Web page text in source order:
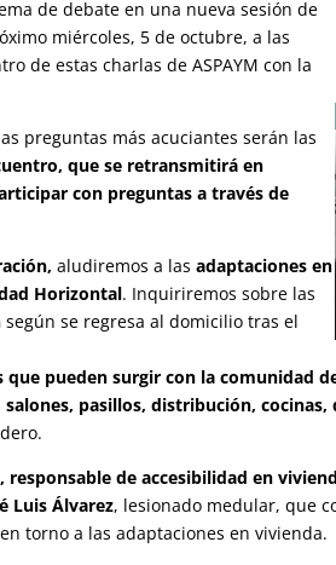
de debate en una nueva sesión de
miércoles, 5 de octubre, a las
de estas charlas de ASPAYM con la
preguntas más acuciantes serán las
que se retransmitirá en
con preguntas a través de
aludiremos a lasadaptaciones en
Horizontal. Inquiriremos sobre las
según se regresa al domicilio tras el
que pueden surgir con la comunidad
salones, pasillos, distribución,
responsable de accesibilidad en
Luis Álvarez, lesionado medular, que
torno a las adaptaciones en vivienda.